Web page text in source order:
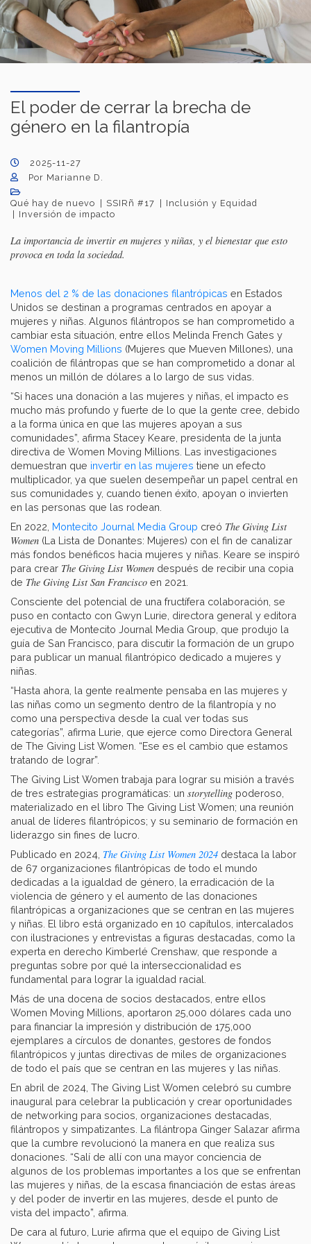
El poder de cerrar la brecha de
género en la filantropía
2025-11-27
Por Marianne D.
Qué hay de nuevo SSIRñ #17
Inclusión y Equidad
Inversión de impacto
La importancia de invertir en mujeres y niñas, y el bienestar que esto
provoca en toda la sociedad.
Menos del 2 % de las donaciones filantrópicas en Estados
Unidos se destinan a programas centrados en apoyar a
mujeres y niñas. Algunos filántropos se han comprometido a
cambiar esta situación, entre ellos Melinda French Gates y
Women Moving Millions (Mujeres que Mueven Millones), una
coalición de filántropas que se han comprometido a donar al
menos un millón de dólares a lo largo de sus vidas.
“Si haces una donación a las mujeres y niñas, el impacto es
mucho más profundo y fuerte de lo que la gente cree, debido
a la forma única en que las mujeres apoyan a sus
comunidades”, afirma Stacey Keare, presidenta de la junta
directiva de Women Moving Millions. Las investigaciones
demuestran que invertir en las mujeres tiene un efecto
multiplicador, ya que suelen desempeñar un papel central en
sus comunidades y, cuando tienen éxito, apoyan o invierten
en las personas que las rodean.
En 2022, Montecito Journal Media Group creó The Giving List
Women (La Lista de Donantes: Mujeres) con el fin de canalizar
más fondos benéficos hacia mujeres y niñas. Keare se inspiró
para crear The Giving List Women después de recibir una copia
de The Giving List San Francisco en 2021.
Consciente del potencial de una fructífera colaboración, se
puso en contacto con Gwyn Lurie, directora general y editora
ejecutiva de Montecito Journal Media Group, que produjo la
guía de San Francisco, para discutir la formación de un grupo
para publicar un manual filantrópico dedicado a mujeres y
niñas.
“Hasta ahora, la gente realmente pensaba en las mujeres y
las niñas como un segmento dentro de la filantropía y no
como una perspectiva desde la cual ver todas sus
categorías”, afirma Lurie, que ejerce como Directora General
de The Giving List Women. “Ese es el cambio que estamos
tratando de lograr”.
The Giving List Women trabaja para lograr su misión a través
de tres estrategias programáticas: un storytelling poderoso,
materializado en el libro The Giving List Women; una reunión
anual de líderes filantrópicos; y su seminario de formación en
liderazgo sin fines de lucro.
Publicado en 2024, The Giving List Women 2024 destaca la labor
de 67 organizaciones filantrópicas de todo el mundo
dedicadas a la igualdad de género, la erradicación de la
violencia de género y el aumento de las donaciones
filantrópicas a organizaciones que se centran en las mujeres
y niñas. El libro está organizado en 10 capítulos, intercalados
con ilustraciones y entrevistas a figuras destacadas, como la
experta en derecho Kimberlé Crenshaw, que responde a
preguntas sobre por qué la interseccionalidad es
fundamental para lograr la igualdad racial.
Más de una docena de socios destacados, entre ellos
Women Moving Millions, aportaron 25,000 dólares cada uno
para financiar la impresión y distribución de 175,000
ejemplares a círculos de donantes, gestores de fondos
filantrópicos y juntas directivas de miles de organizaciones
de todo el país que se centran en las mujeres y las niñas.
En abril de 2024, The Giving List Women celebró su cumbre
inaugural para celebrar la publicación y crear oportunidades
de networking para socios, organizaciones destacadas,
filántropos y simpatizantes. La filántropa Ginger Salazar afirma
que la cumbre revolucionó la manera en que realiza sus
donaciones. “Salí de allí con una mayor conciencia de
algunos de los problemas importantes a los que se enfrentan
las mujeres y niñas, de la escasa financiación de estas áreas
y del poder de invertir en las mujeres, desde el punto de
vista del impacto”, afirma.
De cara al futuro, Lurie afirma que el equipo de Giving List